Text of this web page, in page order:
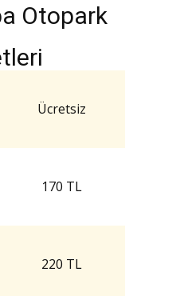
Otopark
Ücretsiz
170 TL
220 TL